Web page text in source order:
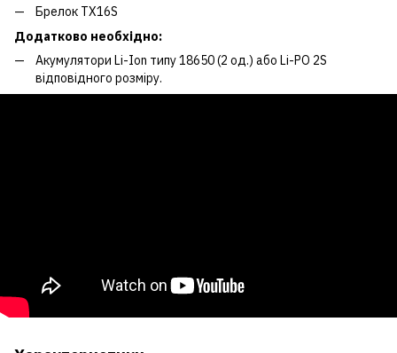
Брелок TX16S
Додатково необхідно:
Акумулятори Li-Ion типу 18650 (2 од.) або Li-PO 2S
відповідного розміру.